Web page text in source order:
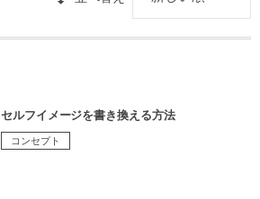
セルフイメージを書き換える方法
コンセプト